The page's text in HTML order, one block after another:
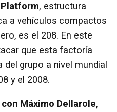
, estructura
a vehículos compactos
es el 208. En este
que esta factoría
grupo a nivel mundial
y el 2008.
Máximo Dellarole,